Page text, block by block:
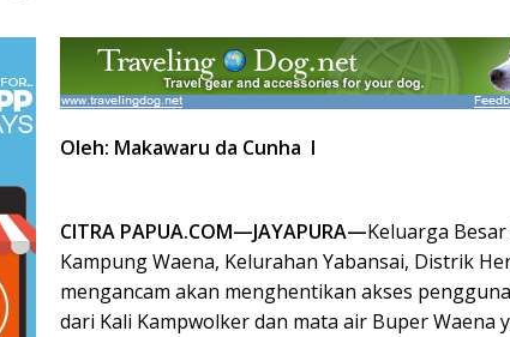
Oleh: Makawaru da Cunha I
CITRA PAPUA.COM—JAYAPURA—Keluarga
Kampung Waena, Kelurahan Yabansai, Distrik
mengancam akan menghentikan akses
dari Kali Kampwolker dan mata air Buper Waena